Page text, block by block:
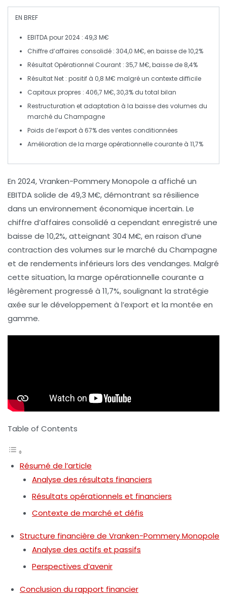
EN BREF
EBITDApour 2024 : 49,3 M€
Chiffre d’affaires consolidé : 304,0 M€, en baisse de 10,2%
Résultat Opérationnel Courant : 35,7 M€, baisse de 8,4%
Résultat Net : positif à 0,8 M€ malgré un contexte difficile
Capitaux propres : 406,7 M€, 30,3% du total bilan
Restructuration et adaptation à la baisse des volumes du
marché du Champagne
Poids de l’export à 67% des ventes conditionnées
Amélioration de la marge opérationnelle courante à 11,7%
En 2024,Vranken-Pommery Monopole a affiché un
EBITDAsolide de 49,3 M€, démontrant sa résilience
dans un environnement économique incertain. Le
chiffre d’affaires consolidé a cependant enregistré une
baisse de 10,2%, atteignant 304 M€, en raison d’une
contraction des volumes sur le marché du Champagne
et de rendements inférieurs lors des vendanges. Malgré
cette situation, la marge opérationnelle courante a
légèrement progressé à 11,7%, soulignant la stratégie
axée sur le développement à l’export et la montée en
gamme.
Table of Contents
Résumé de l’article
Analyse des résultats financiers
Résultats opérationnels et financiers
Contexte de marché et défis
Structure financière de Vranken-Pommery Monopole
Analyse des actifs et passifs
Perspectives d’avenir
Conclusion du rapport financier